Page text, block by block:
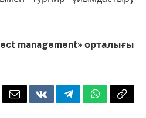
management» орталығы
EmailVKontakteTelegramWhatsApp
Copy